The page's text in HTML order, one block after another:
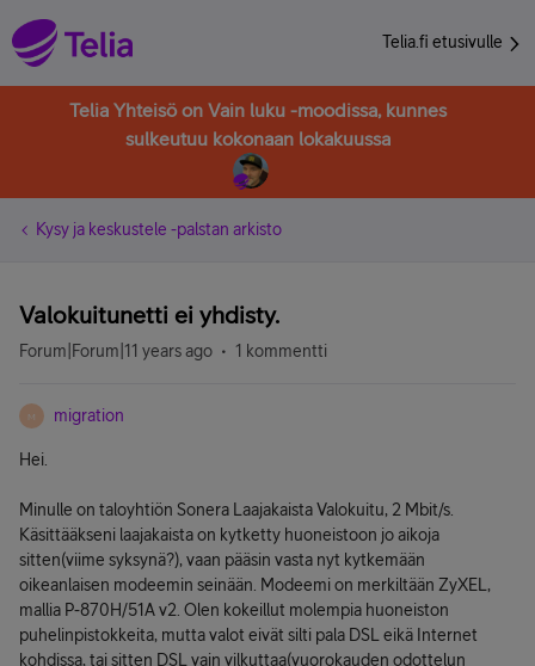
Telia.fi etusivulle
Telia Yhteisö on Vain luku -moodissa, kunnes
sulkeutuu kokonaan lokakuussa
Kysy ja keskustele -palstan arkisto
Valokuitunetti ei yhdisty.
Forum|Forum|11 years ago 1 kommentti
M migration
Hei.
Minulle on taloyhtiön Sonera Laajakaista Valokuitu, 2 Mbit/s.
Käsittääkseni laajakaista on kytketty huoneistoon jo aikoja
sitten(viime syksynä?), vaan pääsin vasta nyt kytkemään
oikeanlaisen modeemin seinään. Modeemi on merkiltään ZyXEL,
mallia P-870H/51A v2. Olen kokeillut molempia huoneiston
puhelinpistokkeita, mutta valot eivät silti pala DSL eikä Internet
kohdissa, tai sitten DSL vain vilkuttaa(vuorokauden odottelun